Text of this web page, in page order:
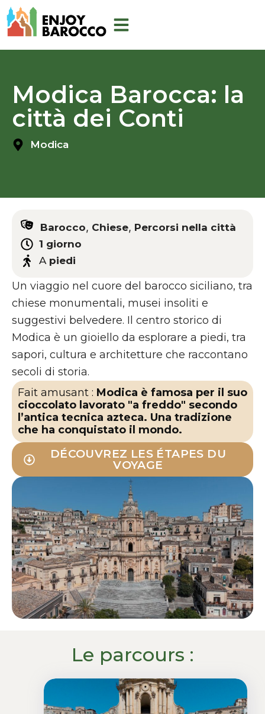
Aller
au
Modica Barocca: la
città dei Conti
Modica
Barocco, Chiese, Percorsi nella città
1 giorno
A piedi
Un viaggio nel cuore del barocco siciliano, tra
chiese monumentali, musei insoliti e
suggestivi belvedere. Il centro storico di
Modica è un gioiello da esplorare a piedi, tra
sapori, cultura e architetture che raccontano
secoli di storia.
Fait amusant : Modica è famosa per il suo
cioccolato lavorato "a freddo" secondo
l’antica tecnica azteca. Una tradizione
che ha conquistato il mondo.
DÉCOUVREZ LES ÉTAPES DU
VOYAGE
Le parcours :